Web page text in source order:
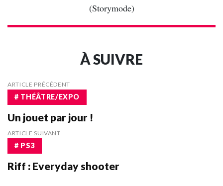
(Storymode)
À SUIVRE
ARTICLE PRÉCÉDENT
# THÉÂTRE/EXPO
Un jouet par jour !
ARTICLE SUIVANT
# PS3
Riff : Everyday shooter